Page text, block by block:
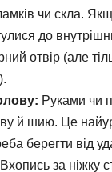
чи скла.
до
отвір (але
Руками чи
й шию. Це
берегти від
Вхопись за ніжку